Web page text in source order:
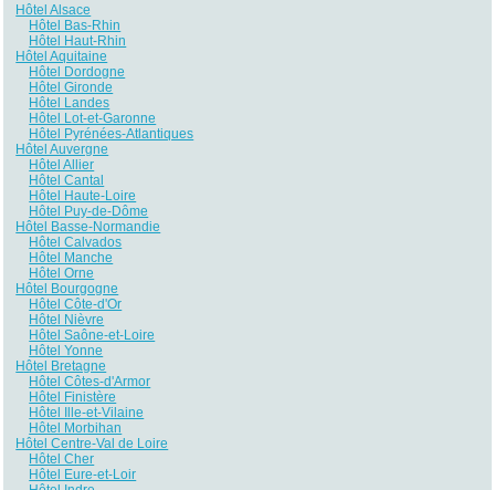
Hôtel Alsace
Hôtel Bas-Rhin
Hôtel Haut-Rhin
Hôtel Aquitaine
Hôtel Dordogne
Hôtel Gironde
Hôtel Landes
Hôtel Lot-et-Garonne
Hôtel Pyrénées-Atlantiques
Hôtel Auvergne
Hôtel Allier
Hôtel Cantal
Hôtel Haute-Loire
Hôtel Puy-de-Dôme
Hôtel Basse-Normandie
Hôtel Calvados
Hôtel Manche
Hôtel Orne
Hôtel Bourgogne
Hôtel Côte-d'Or
Hôtel Nièvre
Hôtel Saône-et-Loire
Hôtel Yonne
Hôtel Bretagne
Hôtel Côtes-d'Armor
Hôtel Finistère
Hôtel Ille-et-Vilaine
Hôtel Morbihan
Hôtel Centre-Val de Loire
Hôtel Cher
Hôtel Eure-et-Loir